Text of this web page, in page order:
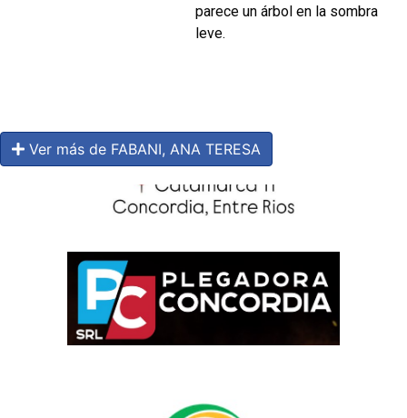
parece un árbol en la sombra
leve.
Ver más de FABANI, ANA TERESA